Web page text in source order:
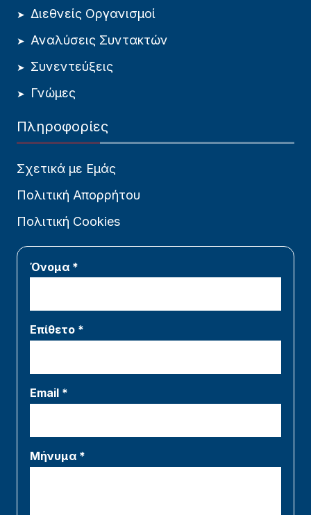
Διεθνείς Οργανισμοί
Αναλύσεις Συντακτών
Συνεντεύξεις
Γνώμες
Πληροφορίες
Σχετικά με Εμάς
Πολιτική Απορρήτου
Πολιτική Cookies
Όνομα *
Επίθετο *
Email *
Μήνυμα *